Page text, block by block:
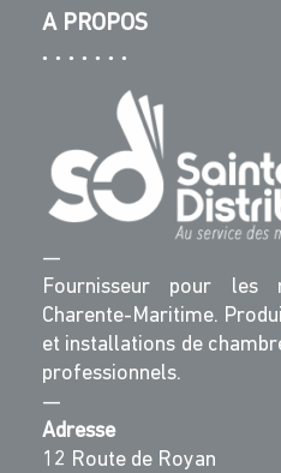
A PROPOS
—
Fournisseur pour les
Charente-Maritime.
et installations de
professionnels.
—
Adresse
12 Route de Royan